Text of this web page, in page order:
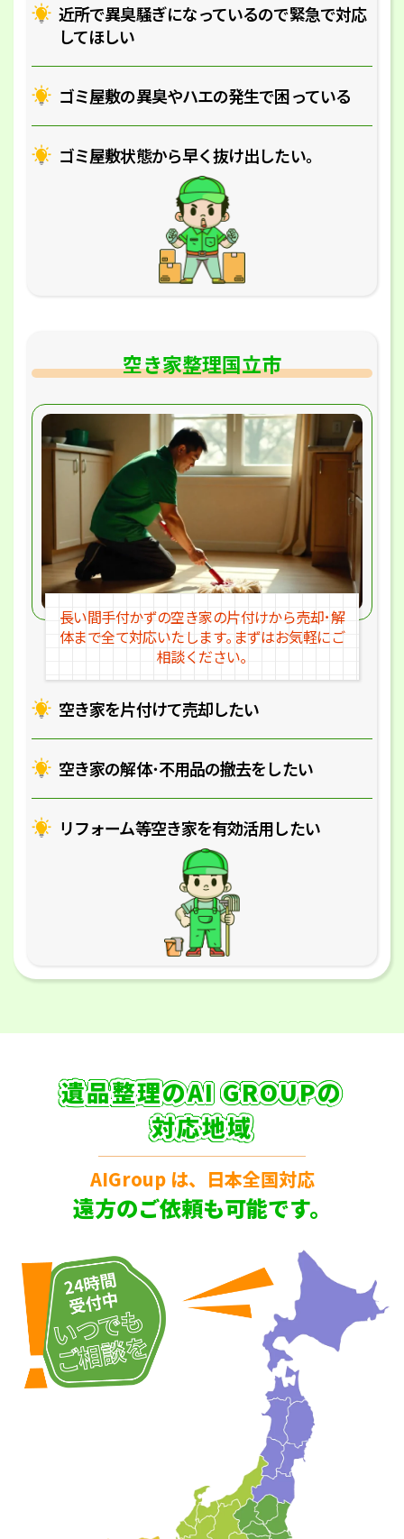
近所で異臭騒ぎになっているので緊急で対応
してほしい
ゴミ屋敷の異臭やハエの発生で困っている
ゴミ屋敷状態から早く抜け出したい｡
空き家整理国立市
空き家を片付けて売却したい
空き家の解体･不用品の撤去をしたい
リフォーム等空き家を有効活用したい
長い間手付かずの空き家の片付けから売却･解
体まで全て対応いたします｡ まずはお気軽にご
相談ください｡
遺品整理のAI GROUPの
対応地域
AIGroup は、日本全国対応
遠方のご依頼も可能です。